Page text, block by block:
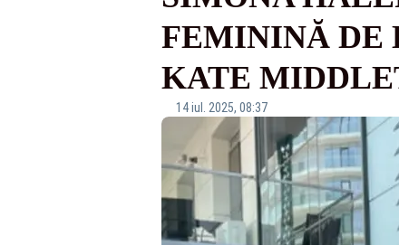
FEMININĂ DE
KATE
14 iul. 2025, 08:37